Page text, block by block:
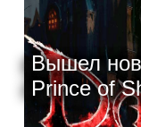
Вышел
Prince of